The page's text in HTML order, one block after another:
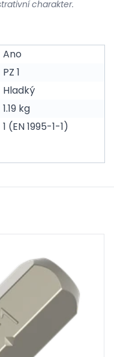
charakter.
Ano
PZ 1
Hladký
1.19 kg
1 (EN 1995-1-1)